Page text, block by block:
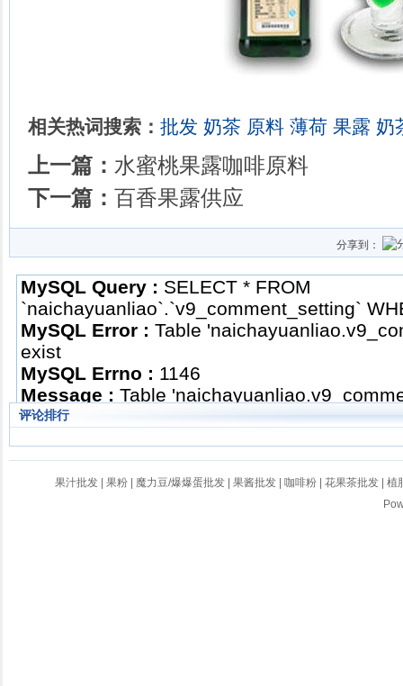
相关热词搜索： 批发 奶茶 原料 薄荷 果露 奶
上一篇： 水蜜桃果露咖啡原料
下一篇： 百香果露供应
分享到：
评论排行
果汁批发 果粉 魔力豆/爆爆蛋批发 果酱批发 咖啡粉 花果茶批发
植